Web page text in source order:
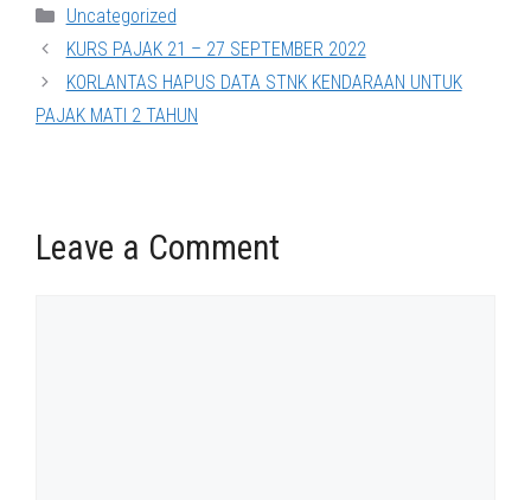
Categories
Uncategorized
KURS PAJAK 21 – 27 SEPTEMBER 2022
KORLANTAS HAPUS DATA STNK KENDARAAN UNTUK
PAJAK MATI 2 TAHUN
Leave a Comment